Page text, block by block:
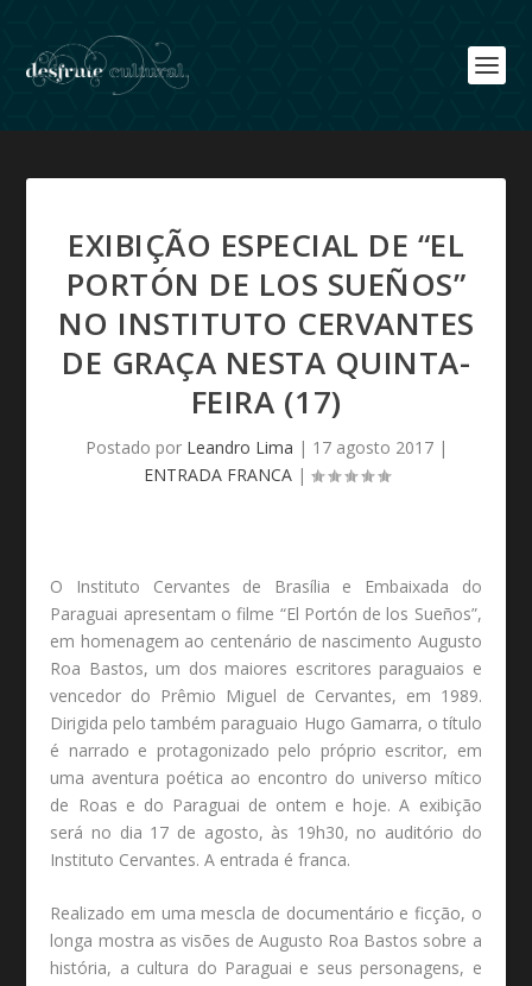
EXIBIÇÃO ESPECIAL DE “EL
PORTÓN DE LOS SUEÑOS”
NO INSTITUTO CERVANTES
DE GRAÇA NESTA QUINTA-
FEIRA (17)
Postado por Leandro Lima | 17 agosto 2017|
ENTRADA FRANCA|
O Instituto Cervantes de Brasília e Embaixada do
Paraguai apresentam o filme “El Portón de los Sueños”,
em homenagem ao centenário de nascimento Augusto
Roa Bastos, um dos maiores escritores paraguaios e
vencedor do Prêmio Miguel de Cervantes, em 1989.
Dirigida pelo também paraguaio Hugo Gamarra, o título
é narrado e protagonizado pelo próprio escritor, em
uma aventura poética ao encontro do universo mítico
de Roas e do Paraguai de ontem e hoje. A exibição
será no dia 17 de agosto, às 19h30, no auditório do
Instituto Cervantes. A entrada é franca.
Realizado em uma mescla de documentário e ficção, o
longa mostra as visões de Augusto Roa Bastos sobre a
história, a cultura do Paraguai e seus personagens, e